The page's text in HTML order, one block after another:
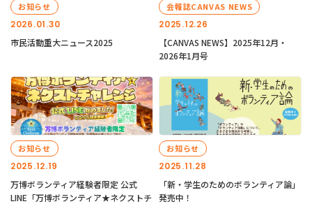
2026.01.30
お知らせ
市民活動重大ニュース2025
2025.12.26
会報誌CANVAS NEWS
【CANVAS NEWS】2025年12月・
2026年1月号
2025.12.19
お知らせ
万博ボランティア経験者限定 公式
LINE「万博ボランティア★ネクストチ
2025.11.28
お知らせ
「新・学生のためのボランティア論」
発売中！